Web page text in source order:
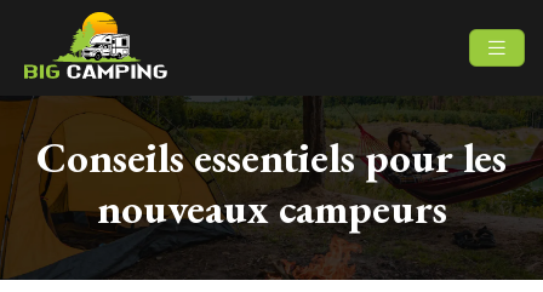
Conseils essentiels pour les
nouveaux campeurs